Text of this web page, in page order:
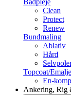
Bådpleje
Clean
Protect
Renew
Bundmaling
Ablativ
Hård
Topcoat/Emalje
En-
Ankering, Rig